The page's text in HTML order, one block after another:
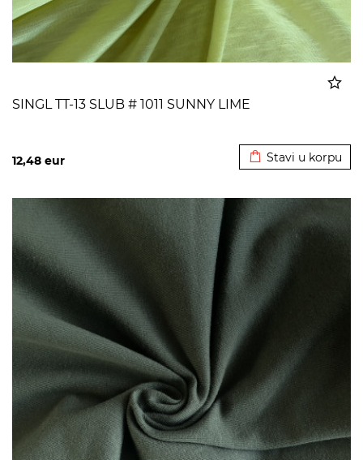
SINGL TT-13 SLUB # 1011 SUNNY LIME
12,48 eur Stavi u korpu